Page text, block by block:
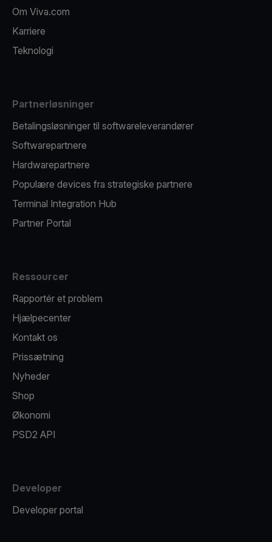
Om Viva.com
Karriere
Teknologi
Partnerløsninger
Betalingsløsninger til softwareleverandører
Softwarepartnere
Hardwarepartnere
Populære devices fra strategiske partnere
Terminal Integration Hub
Partner Portal
Ressourcer
Rapportér et problem
Hjælpecenter
Kontakt os
Prissætning
Nyheder
Shop
Økonomi
PSD2 API
Developer
Developer portal